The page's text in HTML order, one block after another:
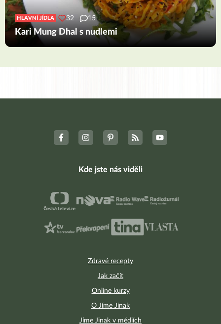
HLAVNÍ JÍDLA 32 15
Kari Mung Dhal s nudlemi
Zdravé recepty
Jak začít
Online kurzy
O Jíme Jinak
Jíme Jinak v médiích
Kde jste nás viděli